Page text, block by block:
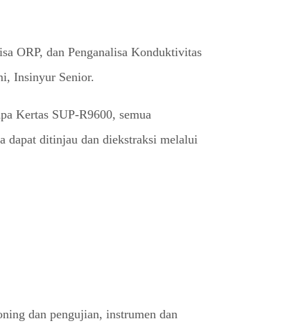
ORP, dan Penganalisa Konduktivitas
Insinyur Senior.
Kertas SUP-R9600, semua
dapat ditinjau dan diekstraksi melalui
dan pengujian, instrumen dan